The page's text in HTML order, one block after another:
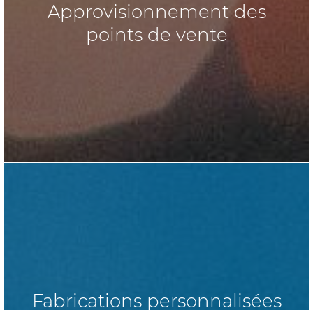
Approvisionnement des
points de vente
Fabrications personnalisées